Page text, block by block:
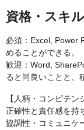
資格・スキ
必須：Excel, Power
めることができる。
歓迎：Word,
ると尚良いことと、
【人柄・コンピテン
正確性と責任感を持
協調性・コミュニケ